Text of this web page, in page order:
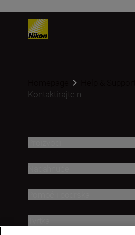
Kontaktirajte n...